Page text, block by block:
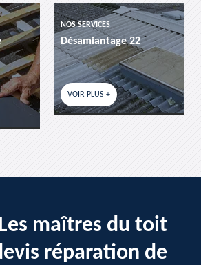
NOS SERVICES
Désamiantage 22
VOIR PLUS +
maîtres du toit
réparation de